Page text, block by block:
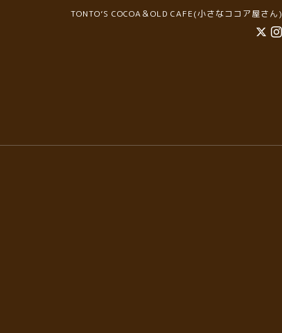
TONTO’S COCOA＆OLD CAFE(小さなココア屋さん)